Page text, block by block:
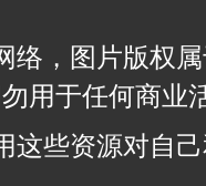
络，图片版权
用于任何商业
这些资源对自